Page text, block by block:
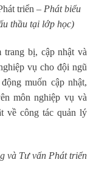
triển – Phát biểu
thầu tại lớp học)
bị, cập nhật và
vụ cho đội ngũ
muốn cập nhật,
môn nghiệp vụ và
về công tác quản lý
và Tư vấn Phát triển